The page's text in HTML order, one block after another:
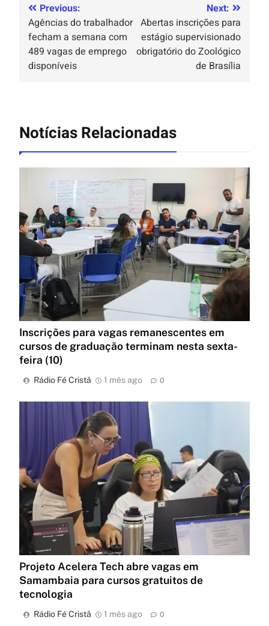
Previous:
Agências do trabalhador
fecham a semana com
489 vagas de emprego
disponíveis
Next:
Abertas inscrições para
estágio supervisionado
obrigatório do Zoológico
de Brasília
Notícias Relacionadas
Inscrições para vagas remanescentes em
cursos de graduação terminam nesta sexta-
feira (10)
Rádio Fé Cristã 1 mês ago 0
Projeto Acelera Tech abre vagas em
Samambaia para cursos gratuitos de
tecnologia
Rádio Fé Cristã 1 mês ago 0